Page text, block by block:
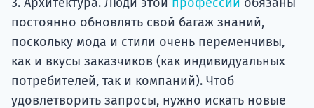
постоянно обновлять свой багаж знаний,
поскольку мода и стили очень переменчивы,
как и вкусы заказчиков (как индивидуальных
потребителей, так и компаний). Чтоб
удовлетворить запросы, нужно искать новые